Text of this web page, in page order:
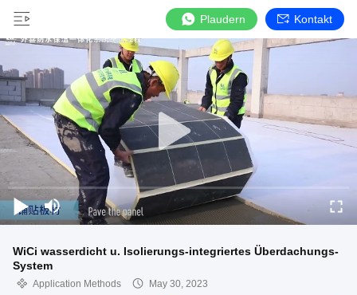
Plaudern Kontakt
WiCi wasserdicht u. Isolierungs-integriertes Überdachungs-
System
Application Methods May 30, 2023